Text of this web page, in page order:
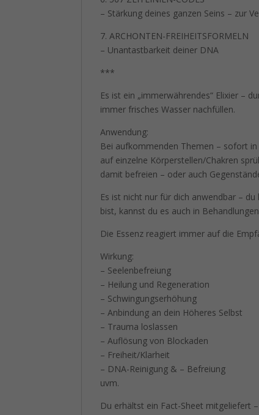
– Stärkung deines ganzen Seins – zur
7. ARCHONTEN-FREIHEITSFORMELN
– Unantastbarkeit deiner DNA
***
Es ist ein „immerwährendes“ Elixier –
immer frisches Wasser nachfüllen.
Anwendung:
Bei aufkommenden Themen – sofort
auf einzelne Körperstellen/Chakren
damit befreien – oder auch
Es ist nicht nur für dich anwendbar –
bist, kannst du es auch in
Die Essenz reagiert immer auf die
Wirkung:
– Seelenbefreiung
– Heilung und Regeneration
– Schwingungserhöhung
– Anbindung an dein Höheres Selbst
– Trauma loslassen
– Auflösung von Blockaden
– Freiheit/Klarheit
– DNA-Reinigung & – Befreiung
uvm.
Du erhältst ein Fact-Sheet mitgeliefert